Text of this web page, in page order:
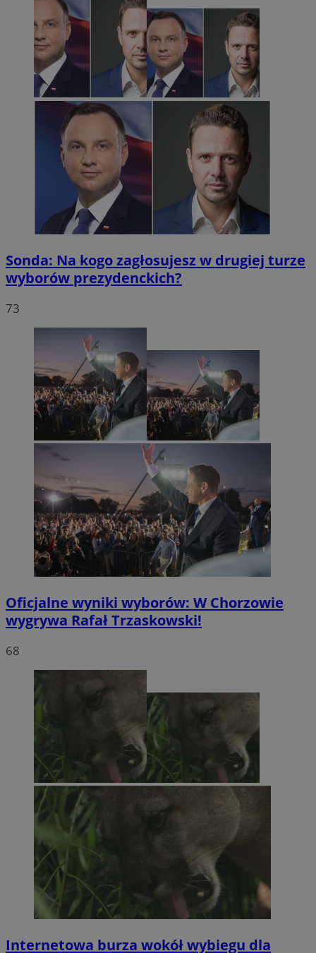
Sonda: Na kogo zagłosujesz w drugiej turze
wyborów prezydenckich?
73
Oficjalne wyniki wyborów: W Chorzowie
wygrywa Rafał Trzaskowski!
68
Internetowa burza wokół wybiegu dla